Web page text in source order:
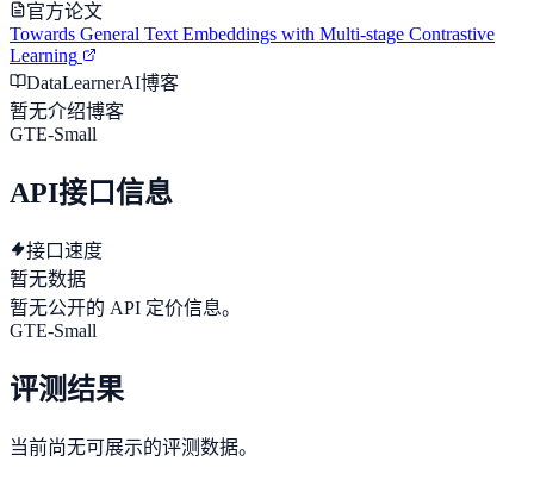
官方论文
Towards General Text Embeddings with Multi-stage Contrastive
Learning
DataLearnerAI博客
暂无介绍博客
GTE-Small
API接口信息
接口速度
暂无数据
暂无公开的 API 定价信息。
GTE-Small
评测结果
当前尚无可展示的评测数据。